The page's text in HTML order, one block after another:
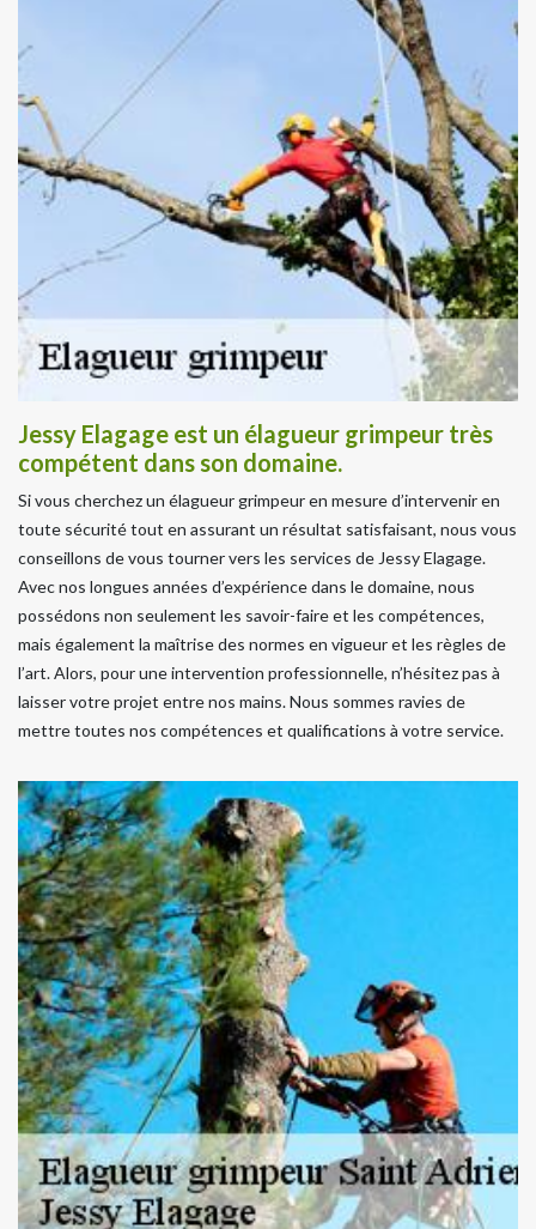
Jessy Elagage est un élagueur grimpeur très
compétent dans son domaine.
Si vous cherchez un élagueur grimpeur en mesure d’intervenir en
toute sécurité tout en assurant un résultat satisfaisant, nous vous
conseillons de vous tourner vers les services de Jessy Elagage.
Avec nos longues années d’expérience dans le domaine, nous
possédons non seulement les savoir-faire et les compétences,
mais également la maîtrise des normes en vigueur et les règles de
l’art. Alors, pour une intervention professionnelle, n’hésitez pas à
laisser votre projet entre nos mains. Nous sommes ravies de
mettre toutes nos compétences et qualifications à votre service.